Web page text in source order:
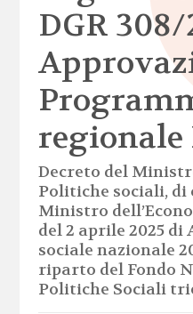
DGR 308/
regionale
Decreto del
Politiche sociali, di
Ministro
del 2 aprile 2025 di
sociale nazionale
riparto del Fondo
Politiche Sociali